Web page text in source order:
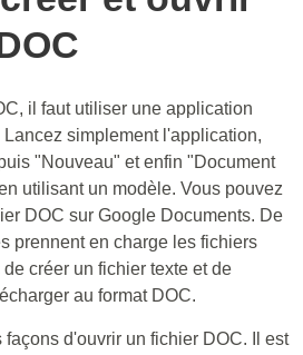
il faut utiliser une application
Lancez simplement l'application,
"Nouveau" et enfin "Document
utilisant un modèle. Vous pouvez
DOC sur Google Documents. De
prennent en charge les fichiers
créer un fichier texte et de
au format DOC.
façons d'ouvrir un fichier DOC. Il est